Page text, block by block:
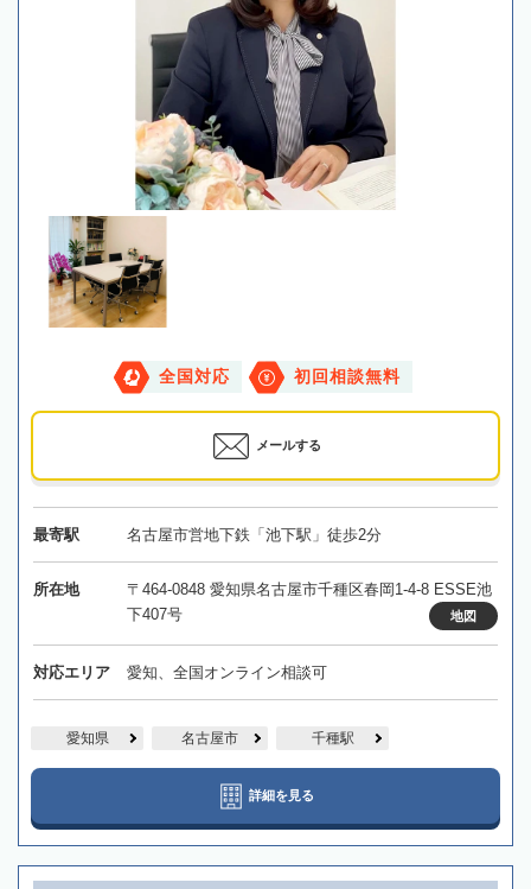
全国対応 初回相談無料
メールする
最寄駅 名古屋市営地下鉄「池下駅」徒歩2分
所在地
〒464-0848 愛知県名古屋市千種区春岡1-4-8 ESSE池
下407号
地図
対応エリア 愛知、全国オンライン相談可
愛知県 名古屋市 千種駅
詳細を見る